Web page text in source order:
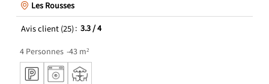
Les Rousses
Avis client(25) 3.3/ 4
4 Personnes 43 m²